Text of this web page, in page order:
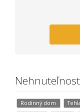
Rodinný dom